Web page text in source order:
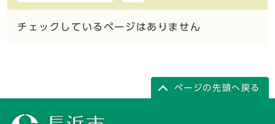
チェックしているページはありません
ページの先頭へ戻る